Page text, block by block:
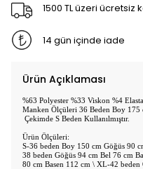
1500 TL üzeri ücretsiz
14 gün içinde iade
Ürün Açıklaması
%63 Polyester %33 Viskon %4
Manken Ölçüleri 36 Beden Boy
Çekimde S Beden Kullanılmıştır.
Ürün Ölçüleri:
S-36 beden Boy 150 cm Göğüs 90
38 beden Göğüs 94 cm Bel 76 cm
80 cm Basen 112 cm \ XL-42 beden